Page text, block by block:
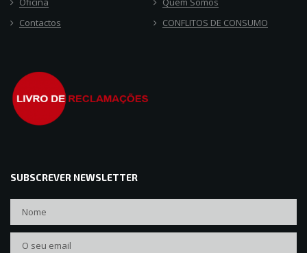
Contactos
CONFLITOS DE CONSUMO
SUBSCREVER NEWSLETTER